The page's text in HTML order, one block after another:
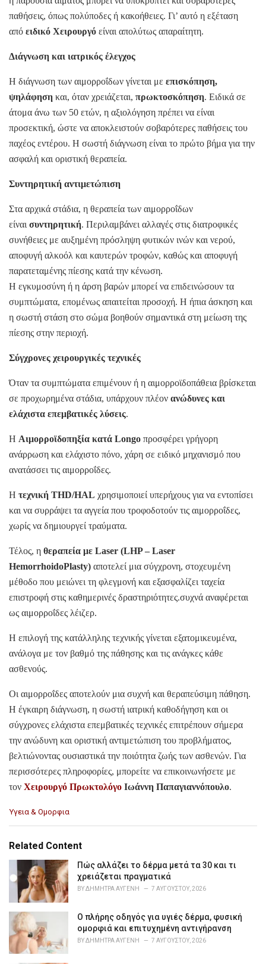
παθήσεις, όπως πολύποδες ή κακοήθειες. Γι’ αυτό η εξέταση
από ειδικό Χειρουργό είναι απολύτως απαραίτητη.
Διάγνωση και ιατρικός έλεγχος
Η διάγνωση των αιμορροΐδων γίνεται με επισκόπηση,
ψηλάφηση και, όταν χρειάζεται, πρωκτοσκόπηση. Ειδικά σε
άτομα άνω των 50 ετών, η αξιολόγηση πρέπει να είναι
προσεκτική, ώστε να αποκλειστούν σοβαρότερες παθήσεις του
παχέος εντέρου. Η σωστή διάγνωση είναι το πρώτο βήμα για την
ασφαλή και οριστική θεραπεία.
Συντηρητική αντιμετώπιση
Στα αρχικά στάδια, η θεραπεία των αιμορροΐδων
είναι συντηρητική. Περιλαμβάνει αλλαγές στις διατροφικές
συνήθειες με αυξημένη πρόσληψη φυτικών ινών και νερού,
αποφυγή αλκοόλ και καυτερών τροφών, καθώς και αποφυγή
παρατεταμένης πίεσης κατά την κένωση.
Η εγκυμοσύνη ή η άρση βαρών μπορεί να επιδεινώσουν τα
συμπτώματα, επομένως απαιτείται προσοχή. Η ήπια άσκηση και
η σωστή στάση στο σώμα βοηθούν σημαντικά στη μείωση της
πίεσης στην περιοχή.
Σύγχρονες χειρουργικές τεχνικές
Όταν τα συμπτώματα επιμένουν ή η αιμορροϊδοπάθεια βρίσκεται
σε προχωρημένα στάδια, υπάρχουν πλέον ανώδυνες και
ελάχιστα επεμβατικές λύσεις.
Η Αιμορροϊδοπηξία κατά Longo προσφέρει γρήγορη
ανάρρωση και ελάχιστο πόνο, χάρη σε ειδικό μηχανισμό που
ανατάσσει τις αιμορροΐδες.
Η τεχνική THD/HAL χρησιμοποιεί υπερήχους για να εντοπίσει
και να συρράψει τα αγγεία που τροφοδοτούν τις αιμορροΐδες,
χωρίς να δημιουργεί τραύματα.
Τέλος, η θεραπεία με Laser (LHP – Laser
HemorrhoidoPlasty) αποτελεί μια σύγχρονη, στοχευμένη
μέθοδο που μειώνει τη φλεγμονή και εξασφαλίζει ταχεία
επιστροφή στις καθημερινές δραστηριότητες.συχνά αναφέρεται
ως αιμορροΐδες λέιζερ.
Η επιλογή της κατάλληλης τεχνικής γίνεται εξατομικευμένα,
ανάλογα με τον βαθμό της πάθησης και τις ανάγκες κάθε
ασθενούς.
Οι αιμορροΐδες αποτελούν μια συχνή και θεραπεύσιμη πάθηση.
Η έγκαιρη διάγνωση, η σωστή ιατρική καθοδήγηση και οι
σύγχρονες ελάχιστα επεμβατικές τεχνικές επιτρέπουν σήμερα
την ανώδυνη και οριστική αντιμετώπιση του προβλήματος,
βελτιώνοντας ουσιαστικά την ποιότητα ζωής των ασθενών. Για
περισσότερες πληροφορίες, μπορείτε να επικοινωνήσετε με
τον Χειρουργό Πρωκτολόγο Ιωάννη Παπαγιαννόπουλο.
C
e
r
Υγεια & Ομορφια
Related Content
Πώς αλλάζει το δέρμα μετά τα 30 και τι
χρειάζεται πραγματικά
BYΔΉΜΗΤΡΑ ΑΥΓΈΝΗ 7 ΑΥΓΟΎΣΤΟΥ, 2026
Ο πλήρης οδηγός για υγιές δέρμα, φυσική
ομορφιά και επιτυχημένη αντιγήρανση
BYΔΉΜΗΤΡΑ ΑΥΓΈΝΗ 7 ΑΥΓΟΎΣΤΟΥ, 2026